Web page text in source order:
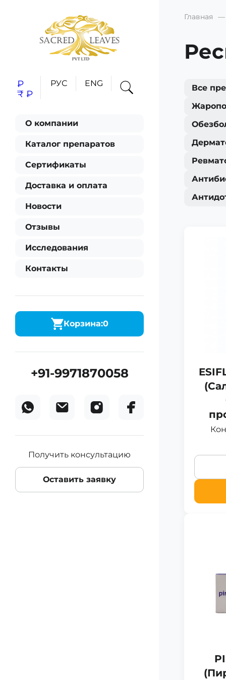
₽
₹ ₽
РУС ENG
О компании
Каталог препаратов
Сертификаты
Доставка и оплата
Новости
Отзывы
Исследования
Контакты
Корзина:0
+91-9971870058
Получить консультацию
Оставить заявку
Главная
Все